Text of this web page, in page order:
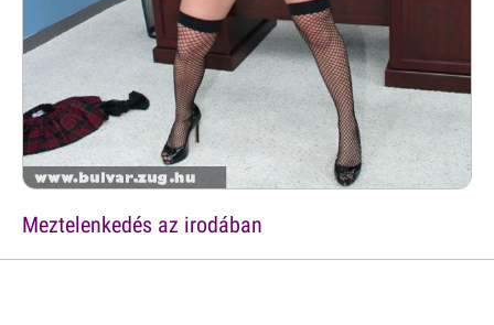
Meztelenkedés az irodában